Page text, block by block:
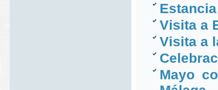
Visita a
Visita a
Mayo